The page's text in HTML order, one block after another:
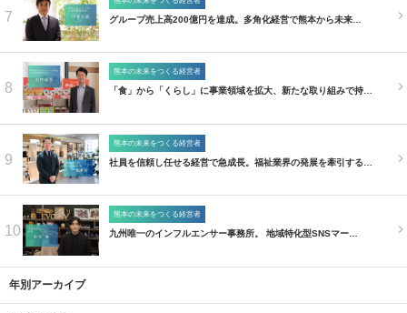
7 グループ売上高200億円を達成。多角化経営で熊本から未来…
8
熊本の未来をつくる経営者
「食」から「くらし」に事業領域を拡大、新たな取り組みで持…
9
熊本の未来をつくる経営者
社員を信頼し任せる経営で急成長。福祉業界の発展を牽引する…
10
熊本の未来をつくる経営者
九州唯一のインフルエンサー事務所。 地域特化型SNSマー…
年別アーカイブ